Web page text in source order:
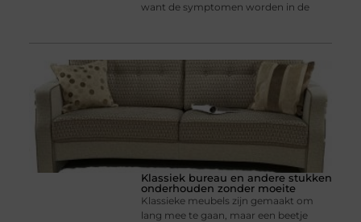
want de symptomen worden in de
Klassiek bureau en andere stukken
onderhouden zonder moeite
Klassieke meubels zijn gemaakt om
lang mee te gaan, maar een beetje